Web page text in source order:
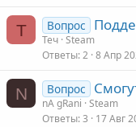
Т Вопрос
Теч Steam
Ответы 2 8 Апр
N Вопрос
nA gRani Steam
Ответы 3 17 Авг